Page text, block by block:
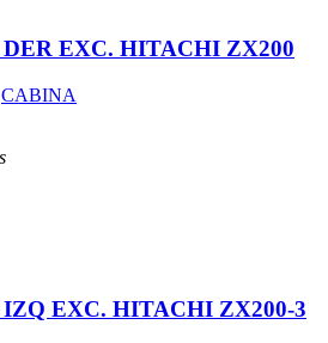
EXC. HITACHI ZX200
CABINA
EXC. HITACHI ZX200-3